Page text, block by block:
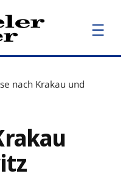
nach Krakau und